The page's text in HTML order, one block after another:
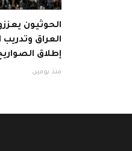
الحوثيون
العراق
إطلاق
منذ يومين